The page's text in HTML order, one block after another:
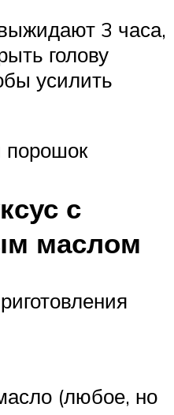
3 часа,
голову
усилить
порошок
с
маслом
(любое, но